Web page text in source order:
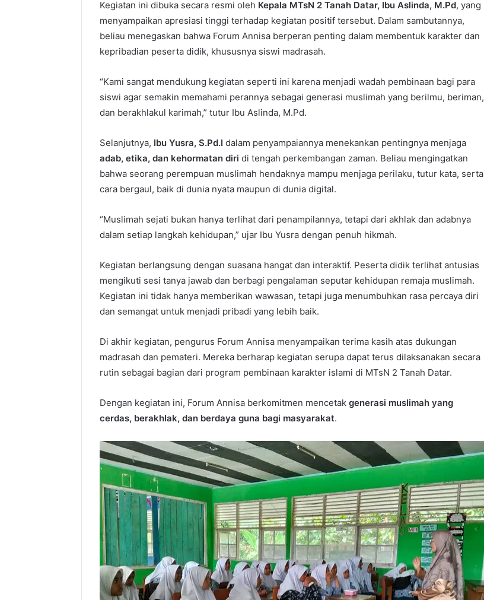
Kegiatan ini dibuka secara resmi oleh Kepala MTsN 2 Tanah Datar, Ibu Aslinda, M.Pd, yang
menyampaikan apresiasi tinggi terhadap kegiatan positif tersebut. Dalam sambutannya,
beliau menegaskan bahwa Forum Annisa berperan penting dalam membentuk karakter dan
kepribadian peserta didik, khususnya siswi madrasah.
“Kami sangat mendukung kegiatan seperti ini karena menjadi wadah pembinaan bagi para
siswi agar semakin memahami perannya sebagai generasi muslimah yang berilmu, beriman,
dan berakhlakul karimah,” tutur Ibu Aslinda, M.Pd.
Selanjutnya, Ibu Yusra, S.Pd.I dalam penyampaiannya menekankan pentingnya menjaga
adab, etika, dan kehormatan diri di tengah perkembangan zaman. Beliau mengingatkan
bahwa seorang perempuan muslimah hendaknya mampu menjaga perilaku, tutur kata, serta
cara bergaul, baik di dunia nyata maupun di dunia digital.
“Muslimah sejati bukan hanya terlihat dari penampilannya, tetapi dari akhlak dan adabnya
dalam setiap langkah kehidupan,” ujar Ibu Yusra dengan penuh hikmah.
Kegiatan berlangsung dengan suasana hangat dan interaktif. Peserta didik terlihat antusias
mengikuti sesi tanya jawab dan berbagi pengalaman seputar kehidupan remaja muslimah.
Kegiatan ini tidak hanya memberikan wawasan, tetapi juga menumbuhkan rasa percaya diri
dan semangat untuk menjadi pribadi yang lebih baik.
Di akhir kegiatan, pengurus Forum Annisa menyampaikan terima kasih atas dukungan
madrasah dan pemateri. Mereka berharap kegiatan serupa dapat terus dilaksanakan secara
rutin sebagai bagian dari program pembinaan karakter islami di MTsN 2 Tanah Datar.
Dengan kegiatan ini, Forum Annisa berkomitmen mencetak generasi muslimah yang
cerdas, berakhlak, dan berdaya guna bagi masyarakat.